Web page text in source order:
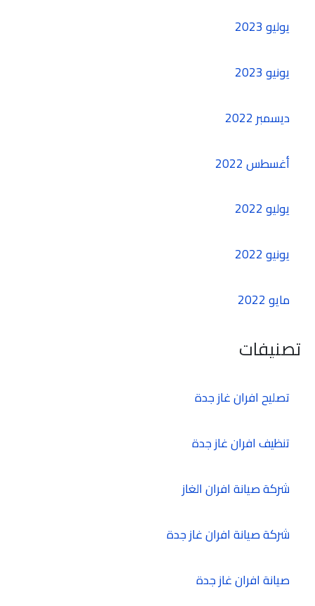
يوليو 2023
يونيو 2023
ديسمبر 2022
أغسطس 2022
يوليو 2022
يونيو 2022
مايو 2022
تصنيفات
تصليح افران غاز جدة
تنظيف افران غاز جدة
شركة صيانة افران الغاز
شركة صيانة افران غاز جدة
صيانة افران غاز جدة